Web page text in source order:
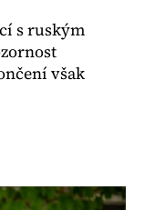
s ruským
však